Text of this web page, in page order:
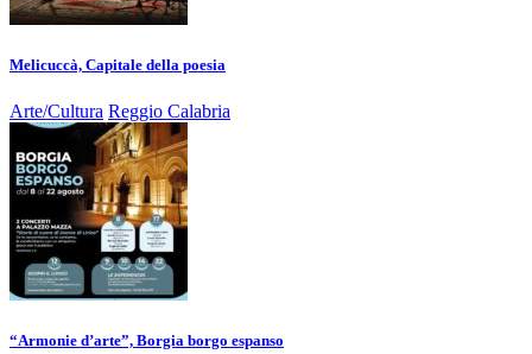
Melicuccà, Capitale della poesia
Arte/Cultura Reggio Calabria
“Armonie d’arte”, Borgia borgo espanso